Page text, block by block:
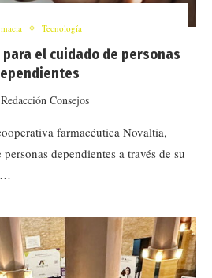
Tecnología
el cuidado de personas
Redacción Consejos
farmacéutica Novaltia,
dependientes a través de su
…